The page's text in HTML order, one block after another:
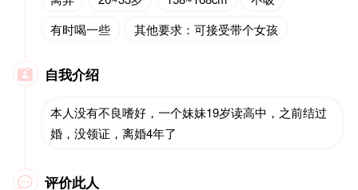
有时喝一些
其他要求：可接受带个女孩
 自我介绍
本人没有不良嗜好，一个妹妹19岁读高中，之前结过
婚，没领证，离婚4年了
 评价此人